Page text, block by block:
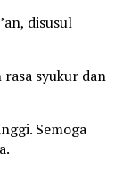
disusul
syukur dan
Semoga